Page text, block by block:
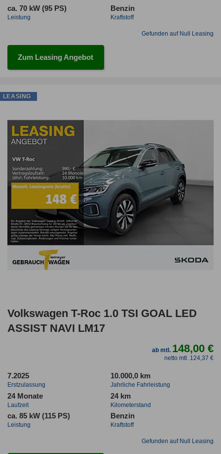
ca. 70 kW (95 PS)
Leistung
Benzin
Kraftstoff
Gefunden auf Null Leasing
Zum Leasing Angebot
Volkswagen T-Roc 1.0 TSI GOAL LED
ASSIST NAVI LM17
ab mtl. 148,00 €
netto mtl. 124,37 €
7.2025
Erstzulassung
10.000,0 km
Jahrliche Fahrleistung
24 Monate
Laufzeit
24 km
Kilometerstand
ca. 85 kW (115 PS)
Leistung
Benzin
Kraftstoff
Gefunden auf Null Leasing
LEASING